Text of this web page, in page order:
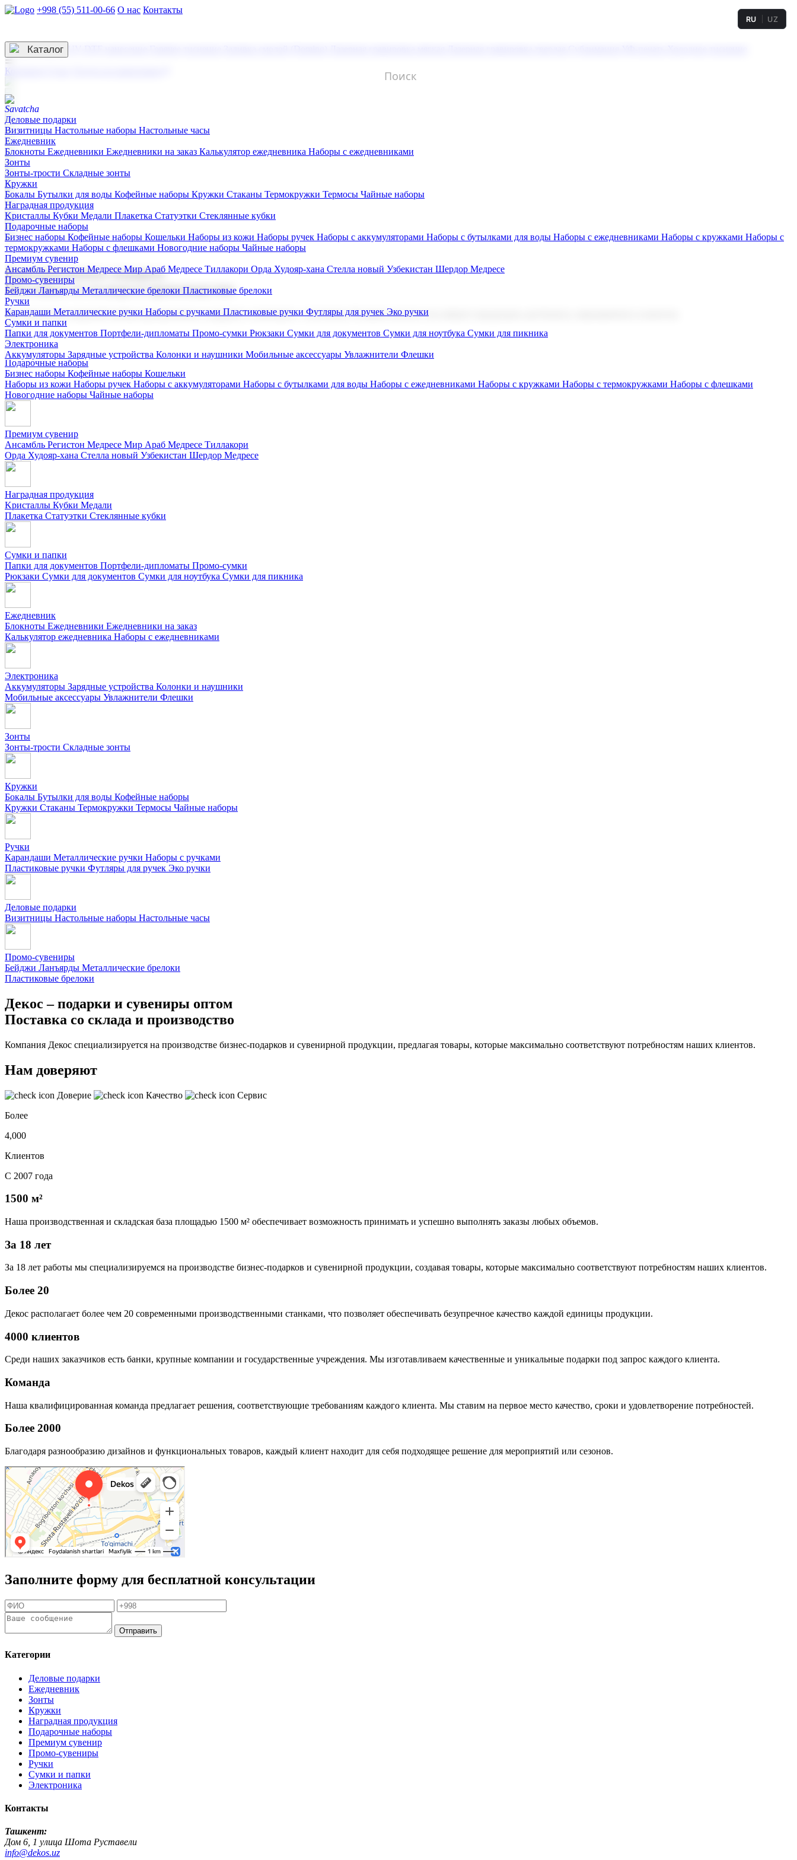
+998 (55) 511-00-66 О нас Контакты
3D гравировка
RU UZ
☰
Контакты
Каталог
Деловые подарки
Визитницы Настольные наборы Настольные часы
Ежедневник
Блокноты Ежедневники Ежедневники на заказ Калькулятор ежедневника Наборы с ежедневниками
Зонты
Зонты-трости Складные зонты
Кружки
Бокалы Бутылки для воды Кофейные наборы Кружки Стаканы Термокружки Термосы Чайные наборы
Наградная продукция
Kристаллы Кубки Медали Плакетка Статуэтки Стеклянные кубки
Подарочные наборы
Бизнес наборы Кофейные наборы Кошельки Наборы из кожи Наборы ручек Наборы с аккумуляторами Наборы с бутылками для воды Наборы с ежедневниками Наборы с кружками Наборы с
термокружками Наборы с флешками Новогодние наборы Чайные наборы
Премиум сувенир
Ансамбль Регистон Медресе Мир Араб Медресе Тиллакори Орда Худояр-хана Стелла новый Узбекистан Шердор Медресе
Промо-сувениры
Бейджи Ланъярды Металлические брелоки Пластиковые брелоки
Ручки
Карандаши Металлические ручки Наборы с ручками Пластиковые ручки Футляры для ручек Эко ручки
Сумки и папки
Папки для документов Портфели-дипломаты Промо-сумки Рюкзаки Сумки для документов Сумки для ноутбука Сумки для пикника
Электроника
Аккумуляторы Зарядные устройства Колонки и наушники Мобильные аксессуары Увлажнители Флешки
Корпоративные подарки
Поставка со склада и производство
Мы предлагаем широкий выбор корпоративных подарков и сувениров с логотипом. В нашем каталоге вы найдете продукцию для бизнеса, мероприятия и клиентов.
Подарочные наборы
Бизнес наборы Кофейные наборы Кошельки
Наборы из кожи Наборы ручек Наборы с аккумуляторами Наборы с бутылками для воды Наборы с ежедневниками Наборы с кружками Наборы с термокружками Наборы с флешками
Новогодние наборы Чайные наборы
Премиум сувенир
Ансамбль Регистон Медресе Мир Араб Медресе Тиллакори
Орда Худояр-хана Стелла новый Узбекистан Шердор Медресе
Наградная продукция
Kристаллы Кубки Медали
Плакетка Статуэтки Стеклянные кубки
Сумки и папки
Папки для документов Портфели-дипломаты Промо-сумки
Рюкзаки Сумки для документов Сумки для ноутбука Сумки для пикника
Ежедневник
Блокноты Ежедневники Ежедневники на заказ
Калькулятор ежедневника Наборы с ежедневниками
Электроника
Аккумуляторы Зарядные устройства Колонки и наушники
Мобильные аксессуары Увлажнители Флешки
Зонты
Зонты-трости Складные зонты
Кружки
Бокалы Бутылки для воды Кофейные наборы
Кружки Стаканы Термокружки Термосы Чайные наборы
Ручки
Карандаши Металлические ручки Наборы с ручками
Пластиковые ручки Футляры для ручек Эко ручки
Деловые подарки
Визитницы Настольные наборы Настольные часы
Промо-сувениры
Бейджи Ланъярды Металлические брелоки
Пластиковые брелоки
Декос – подарки и сувениры оптом
Поставка со склада и производство
Компания Декос специализируется на производстве бизнес-подарков и сувенирной продукции, предлагая товары, которые максимально соответствуют потребностям наших клиентов.
Нам доверяют
Доверие Качество
Сервис
Более
4,000
Клиентов
С 2007 года
1500 м²
Наша производственная и складская база площадью 1500 м² обеспечивает возможность принимать и успешно выполнять заказы любых объемов.
За 18 лет
За 18 лет работы мы специализируемся на производстве бизнес-подарков и сувенирной продукции, создавая товары, которые максимально соответствуют потребностям наших клиентов.
Более 20
Декос располагает более чем 20 современными производственными станками, что позволяет обеспечивать безупречное качество каждой единицы продукции.
4000 клиентов
Среди наших заказчиков есть банки, крупные компании и государственные учреждения. Мы изготавливаем качественные и уникальные подарки под запрос каждого клиента.
Команда
Наша квалифицированная команда предлагает решения, соответствующие требованиям каждого клиента. Мы ставим на первое место качество, сроки и удовлетворение потребностей.
Более 2000
Благодаря разнообразию дизайнов и функциональных товаров, каждый клиент находит для себя подходящее решение для мероприятий или сезонов.
Заполните форму для бесплатной консультации
Отправить
Категории
Деловые подарки
Ежедневник
Зонты
Кружки
Наградная продукция
Подарочные наборы
Премиум сувенир
Промо-сувениры
Ручки
Сумки и папки
Электроника
Контакты
Ташкент:
Дом 6, 1 улица Шота Руставели
info@dekos.uz